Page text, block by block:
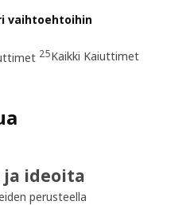
vaihtoehtoihin
25Kaikki Kaiuttimet
ideoita
perusteella